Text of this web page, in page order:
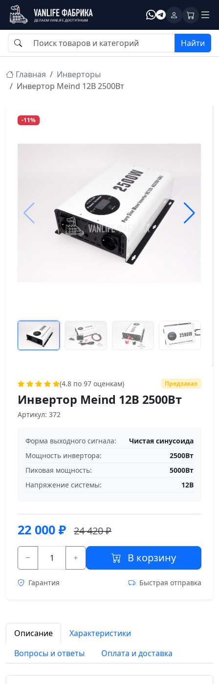
Найти
Главная
Инверторы
Инвертор Meind 12В 2500Вт
-11%
(4.8 по 97 оценкам) Предзаказ
Инвертор Meind 12В 2500Вт
Артикул: 372
Форма выходного сигнала:
Чистая синусоида
Мощность инвертора:
2500Вт
Пиковая мощность:
5000Вт
Напряжение системы:
12В
22 000 ₽ 24 420 ₽
В корзину
Гарантия Быстрая отправка
Описание
Характеристики
Вопросы и ответы
Оплата и доставка